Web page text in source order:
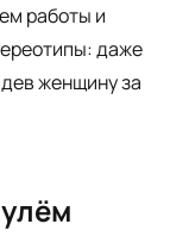
работы и
даже
женщину за